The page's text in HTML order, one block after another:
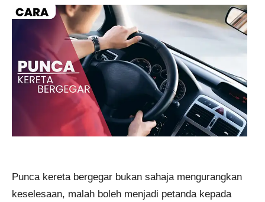
Punca kereta bergegar bukan sahaja mengurangkan
keselesaan, malah boleh menjadi petanda kepada